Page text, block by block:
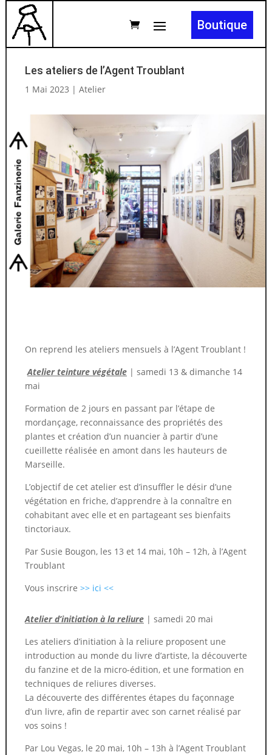
Boutique
Les ateliers de l’Agent Troublant
1 Mai 2023 | Atelier
On reprend les ateliers mensuels à l’Agent Troublant !
Atelier teinture végétale| samedi 13 & dimanche 14
mai
Formation de 2 jours en passant par l’étape de
mordançage, reconnaissance des propriétés des
plantes et création d’un nuancier à partir d’une
cueillette réalisée en amont dans les hauteurs de
Marseille.
L’objectif de cet atelier est d’insuffler le désir d’une
végétation en friche, d’apprendre à la connaître en
cohabitant avec elle et en partageant ses bienfaits
tinctoriaux.
Par Susie Bougon, les 13 et 14 mai, 10h – 12h, à l’Agent
Troublant
Vous inscrire >> ici <<
Atelier d’initiation à la reliure| samedi 20 mai
Les ateliers d’initiation à la reliure proposent une
introduction au monde du livre d’artiste, la découverte
du fanzine et de la micro-édition, et une formation en
techniques de reliures diverses.
La découverte des différentes étapes du façonnage
d’un livre, afin de repartir avec son carnet réalisé par
vos soins !
Par Lou Vegas, le 20 mai, 10h – 13h à l’Agent Troublant